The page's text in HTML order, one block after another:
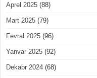
Aprel 2025 (88)
Mart 2025 (79)
Fevral 2025 (96)
Yanvar 2025 (92)
Dekabr 2024 (68)